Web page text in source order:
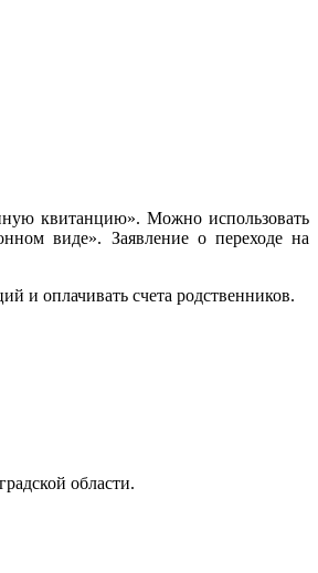
квитанцию». Можно использовать
виде». Заявление о переходе на
и оплачивать счета родственников.
области.